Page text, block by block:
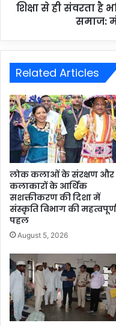
शिक्षा से ही संवरता है
समाज:
Related Articles
लोक कलाओं के संरक्षण और
कलाकारों के आर्थिक
सशक्तीकरण की दिशा में
संस्कृति विभाग की महत्वपूर्ण
पहल
August 5, 2026